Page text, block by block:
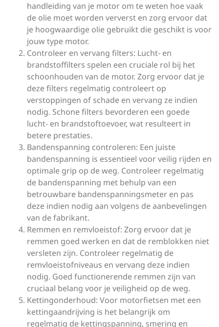
handleiding van je motor om te weten hoe vaak
de olie moet worden ververst en zorg ervoor dat
je hoogwaardige olie gebruikt die geschikt is voor
jouw type motor.
Controleer en vervang filters: Lucht- en
brandstoffilters spelen een cruciale rol bij het
schoonhouden van de motor. Zorg ervoor dat je
deze filters regelmatig controleert op
verstoppingen of schade en vervang ze indien
nodig. Schone filters bevorderen een goede
lucht- en brandstoftoevoer, wat resulteert in
betere prestaties.
Bandenspanning controleren: Een juiste
bandenspanning is essentieel voor veilig rijden en
optimale grip op de weg. Controleer regelmatig
de bandenspanning met behulp van een
betrouwbare bandenspanningsmeter en pas
deze indien nodig aan volgens de aanbevelingen
van de fabrikant.
Remmen en remvloeistof: Zorg ervoor dat je
remmen goed werken en dat de remblokken niet
versleten zijn. Controleer regelmatig de
remvloeistofniveaus en vervang deze indien
nodig. Goed functionerende remmen zijn van
cruciaal belang voor je veiligheid op de weg.
Kettingonderhoud: Voor motorfietsen met een
kettingaandrijving is het belangrijk om
regelmatig de kettingspanning, smering en